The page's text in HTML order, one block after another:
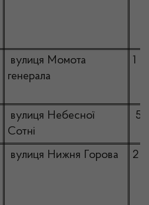
вулиця Момота
генерала
1
вулиця Небесної
Сотні
вулиця Нижня Горова 2